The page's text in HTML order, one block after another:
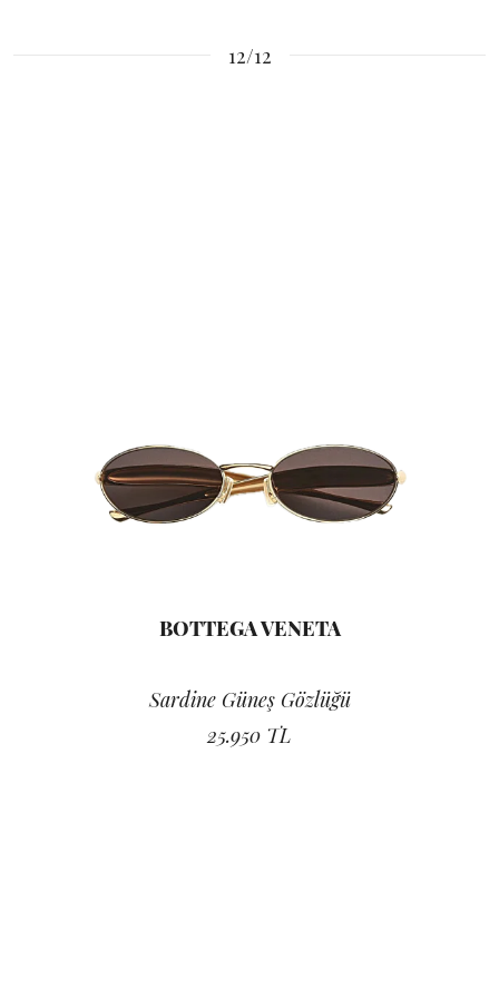
12/12
BOTTEGA VENETA
Sardine Güneş Gözlüğü
25.950 TL